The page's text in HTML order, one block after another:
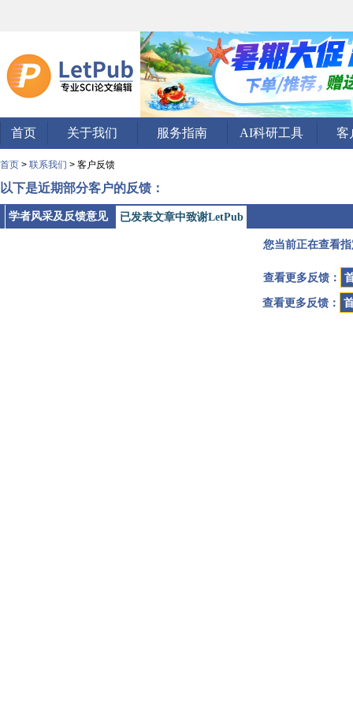
首页 关于我们 服务指南 AI科研工具 客
首页 > 联系我们 > 客户反馈
以下是近期部分客户的反馈：
学者风采及反馈意见 已发表文章中致谢LetPub
您当前正在查看
查看更多反馈：
查看更多反馈：